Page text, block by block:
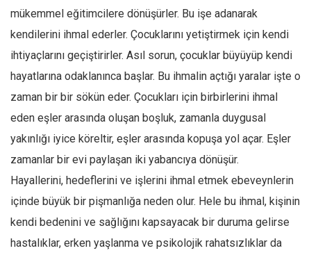
Yvonne Ridley
Barış Tarımcıoğlu
Ömer Kayani
Yusuf Armağan
Hasanali Yıldırım
Leyla Şerif Emin
Selçuk Türkyılmaz
Mehmet Ali Tekin
Bağdagül Öz
mükemmel eğitimcilere dönüşürler. Bu işe adanarak
kendilerini ihmal ederler. Çocuklarını yetiştirmek için kendi
ihtiyaçlarını geçiştirirler. Asıl sorun, çocuklar büyüyüp kendi
hayatlarına odaklanınca başlar. Bu ihmalin açtığı yaralar işte o
zaman bir bir sökün eder. Çocukları için birbirlerini ihmal
eden eşler arasında oluşan boşluk, zamanla duygusal
yakınlığı iyice köreltir, eşler arasında kopuşa yol açar. Eşler
zamanlar bir evi paylaşan iki yabancıya dönüşür.
Hayallerini, hedeflerini ve işlerini ihmal etmek ebeveynlerin
içinde büyük bir pişmanlığa neden olur. Hele bu ihmal, kişinin
kendi bedenini ve sağlığını kapsayacak bir duruma gelirse
hastalıklar, erken yaşlanma ve psikolojik rahatsızlıklar da